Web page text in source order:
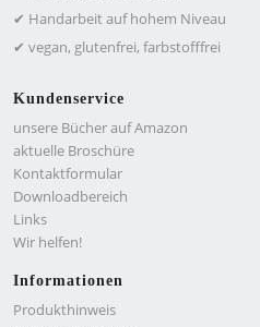
✔ Handarbeit auf hohem Niveau
✔ vegan, glutenfrei, farbstofffrei
Kundenservice
unsere Bücher auf Amazon
aktuelle Broschüre
Kontaktformular
Downloadbereich
Links
Wir helfen!
Informationen
Produkthinweis